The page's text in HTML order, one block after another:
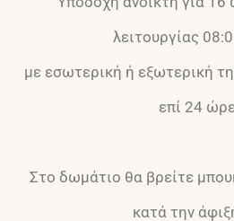
λειτουργίας
με εσωτερική ή εξωτερική
επί 24
Στο δωμάτιο θα βρείτε
κατά την